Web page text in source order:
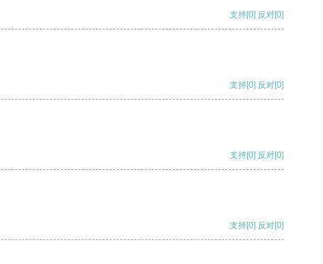
支持[0] 反对[0]
支持[0] 反对[0]
支持[0] 反对[0]
支持[0] 反对[0]